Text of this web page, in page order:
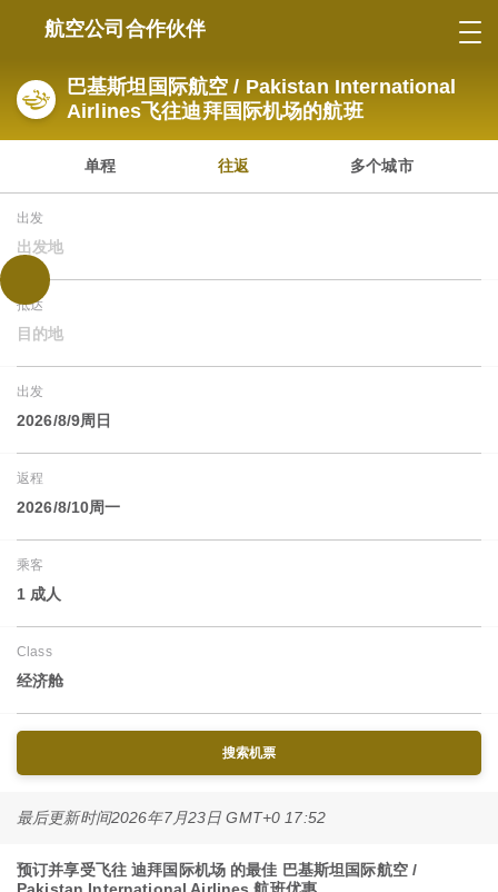
航空公司合作伙伴
巴基斯坦国际航空 / Pakistan International
Airlines飞往迪拜国际机场的航班
单程 往返 多个城市
出发
出发地
抵达
目的地
出发
2026/8/9周日
返程
2026/8/10周一
乘客
1 成人
Class
经济舱
搜索机票
最后更新时间2026年7月23日 GMT+0 17:52
预订并享受飞往 迪拜国际机场 的最佳 巴基斯坦国际航空 /